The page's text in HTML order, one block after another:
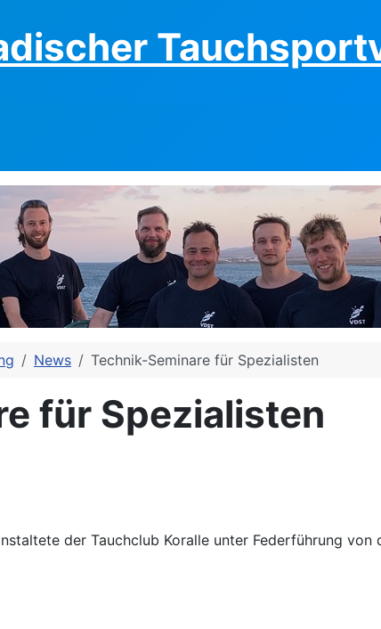
News Technik-Seminare für Spezialisten
für Spezialisten
der Tauchclub Koralle unter Federführung